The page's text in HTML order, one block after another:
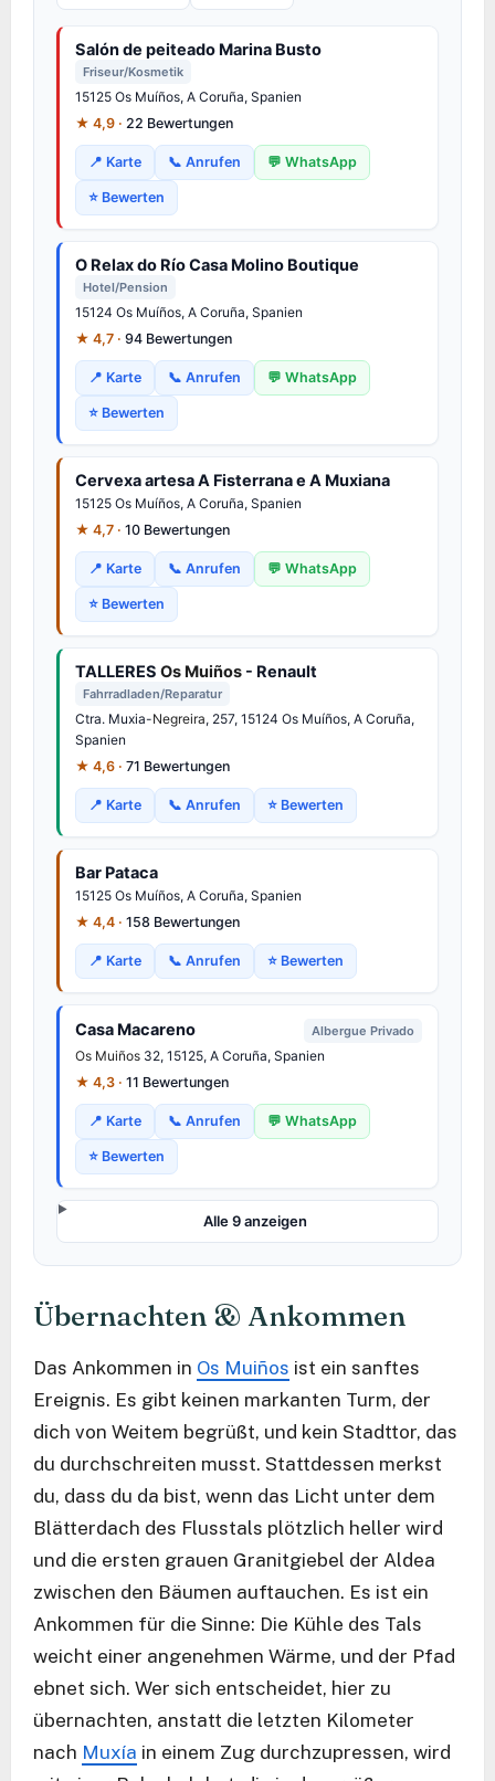
Salón de peiteado Marina Busto
Friseur/Kosmetik
15125 Os Muíños, A Coruña, Spanien
★ 4,9 · 22 Bewertungen
📍 Karte 📞 Anrufen 💬 WhatsApp
⭐ Bewerten
O Relax do Río Casa Molino Boutique
Hotel/Pension
15124 Os Muíños, A Coruña, Spanien
★ 4,7 · 94 Bewertungen
📍 Karte 📞 Anrufen 💬 WhatsApp
⭐ Bewerten
Cervexa artesa A Fisterrana e A Muxiana
15125 Os Muíños, A Coruña, Spanien
★ 4,7 · 10 Bewertungen
📍 Karte 📞 Anrufen 💬 WhatsApp
⭐ Bewerten
TALLERES Os Muiños - Renault
Fahrradladen/Reparatur
Ctra. Muxia-Negreira, 257, 15124 Os Muíños, A Coruña,
Spanien
★ 4,6 · 71 Bewertungen
📍 Karte 📞 Anrufen ⭐ Bewerten
Bar Pataca
15125 Os Muíños, A Coruña, Spanien
★ 4,4 · 158 Bewertungen
📍 Karte 📞 Anrufen ⭐ Bewerten
Casa Macareno Albergue Privado
Os Muiños 32, 15125, A Coruña, Spanien
★ 4,3 · 11 Bewertungen
📍 Karte 📞 Anrufen 💬 WhatsApp
⭐ Bewerten
Alle 9 anzeigen
Übernachten & Ankommen
Das Ankommen in Os Muiños ist ein sanftes
Ereignis. Es gibt keinen markanten Turm, der
dich von Weitem begrüßt, und kein Stadttor, das
du durchschreiten musst. Stattdessen merkst
du, dass du da bist, wenn das Licht unter dem
Blätterdach des Flusstals plötzlich heller wird
und die ersten grauen Granitgiebel der Aldea
zwischen den Bäumen auftauchen. Es ist ein
Ankommen für die Sinne: Die Kühle des Tals
weicht einer angenehmen Wärme, und der Pfad
ebnet sich. Wer sich entscheidet, hier zu
übernachten, anstatt die letzten Kilometer
nach Muxía in einem Zug durchzupressen, wird